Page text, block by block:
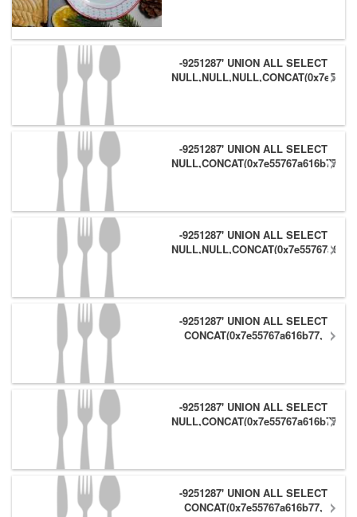
-9251287' UNION ALL SELECT
-9251287' UNION ALL SELECT
NULL,CONCAT(0x7e55767a616b77,
-9251287' UNION ALL SELECT
-9251287' UNION ALL SELECT
CONCAT(0x7e55767a616b77,
-9251287' UNION ALL SELECT
NULL,CONCAT(0x7e55767a616b77,
-9251287' UNION ALL SELECT
CONCAT(0x7e55767a616b77,